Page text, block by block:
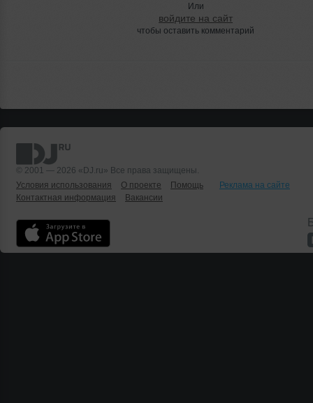
Или
войдите на сайт
чтобы оставить комментарий
© 2001 — 2026 «DJ.ru» Все права защищены.
Условия использования
О проекте Помощь
Реклама на сайте
Контактная информация
Вакансии